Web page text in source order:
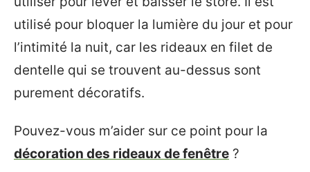
utilisé pour bloquer la lumière du jour et pour
l’intimité la nuit, car les rideaux en filet de
dentelle qui se trouvent au-dessus sont
purement décoratifs.
Pouvez-vous m’aider sur ce point pour la
décoration des rideaux de fenêtre ?